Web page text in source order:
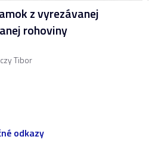
z vyrezávanej
rohoviny
Tibor
odkazy